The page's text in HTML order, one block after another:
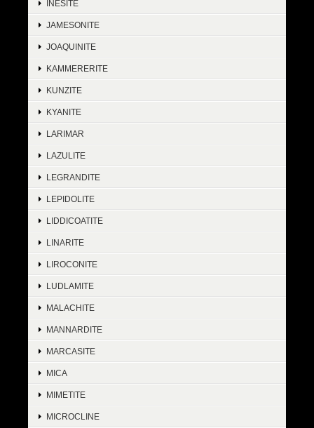
INESITE
JAMESONITE
JOAQUINITE
KAMMERERITE
KUNZITE
KYANITE
LARIMAR
LAZULITE
LEGRANDITE
LEPIDOLITE
LIDDICOATITE
LINARITE
LIROCONITE
LUDLAMITE
MALACHITE
MANNARDITE
MARCASITE
MICA
MIMETITE
MICROCLINE